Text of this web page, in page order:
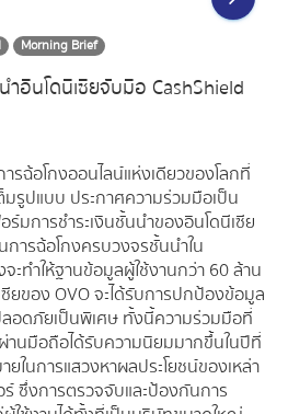
Morning Brief
อินโดนีเซียจับมือ CashShield
รฉ้อโกงออนไลน์แห่งเดียวของโลกที่
รูปแบบ ประกาศความร่วมมือเป็น
การชำระเงินชั้นนำของอินโดนีเซีย
ารฉ้อโกงครบวงจรชั้นนำใน
ะทำให้ฐานข้อมูลผู้ใช้งานกว่า 60 ล้าน
ยของ OVO จะได้รับการปกป้องข้อมูล
อดภัยเป็นพิเศษ ทั้งนี้ความร่วมมือที่
านมือถือได้รับความนิยมมากขึ้นในปีที่
ยในการแสวงหาผลประโยชน์ของเหล่า
ซึ่งการตรวจจับและป้องกันการ